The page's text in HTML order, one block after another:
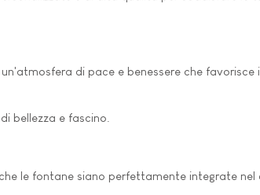
di pace e benessere che favorisce
bellezza e fascino.
le fontane siano perfettamente integrate